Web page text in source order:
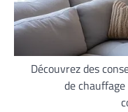
Découvrez des
de